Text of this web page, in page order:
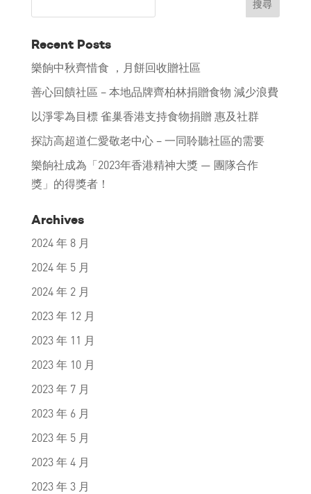
Recent Posts
樂餉中秋齊惜食 ，月餅回收贈社區
善心回饋社區 – 本地品牌齊柏林捐贈食物 減少浪費
以淨零為目標 雀巢香港支持食物捐贈 惠及社群
探訪高超道仁愛敬老中心 – 一同聆聽社區的需要
樂餉社成為「2023年香港精神大獎 — 團隊合作
獎」的得獎者！
Archives
2024 年 8 月
2024 年 5 月
2024 年 2 月
2023 年 12 月
2023 年 11 月
2023 年 10 月
2023 年 7 月
2023 年 6 月
2023 年 5 月
2023 年 4 月
2023 年 3 月